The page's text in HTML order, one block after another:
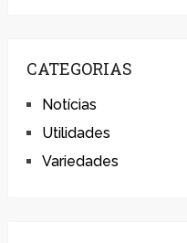
CATEGORIAS
Notícias
Utilidades
Variedades